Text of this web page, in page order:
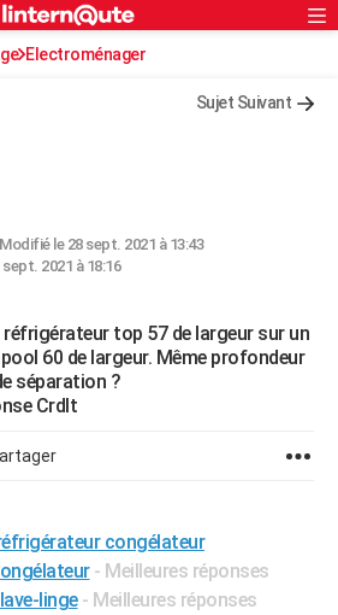
S'inscrire
Connexion
Electroménager
Sujet Suivant
Modifié le 28 sept. 2021 à 13:43
sept. 2021 à 18:16
top 57 de largeur sur un
60 de largeur. Même profondeur
séparation ?
Crdlt
congélateur
- Meilleures réponses
linge - Meilleures réponses